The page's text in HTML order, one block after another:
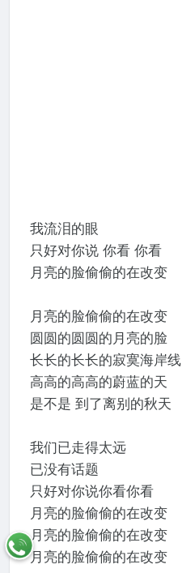
我流泪的眼
只好对你说 你看 你看
月亮的脸偷偷的在改变
月亮的脸偷偷的在改变
圆圆的圆圆的月亮的脸
长长的长长的寂寞海岸线
高高的高高的蔚蓝的天
是不是 到了离别的秋天
我们已走得太远
已没有话题
只好对你说你看你看
月亮的脸偷偷的在改变
月亮的脸偷偷的在改变
月亮的脸偷偷的在改变